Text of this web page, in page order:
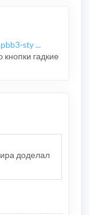
sty ...
кнопки гадкие
доделал